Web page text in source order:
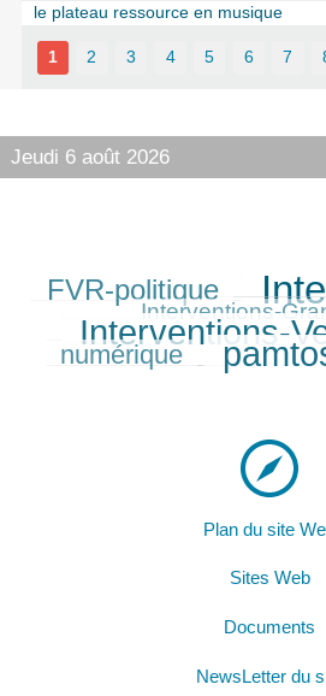
le plateau ressource en musique
1 2 3 4 5 6 7
Jeudi 6 août 2026
265/454
FVR-politique
454/454
98/454
Interventions-
Interventions-
237/454
numérique
373/454
123/454
Plan du site
Sites Web
Documents
NewsLetter du